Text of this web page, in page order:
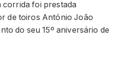
corrida foi prestada
de toiros António João
do seu 15º aniversário de